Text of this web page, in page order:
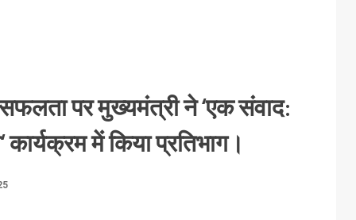
पर मुख्यमंत्री ने ‘एक संवाद:
में किया प्रतिभाग।